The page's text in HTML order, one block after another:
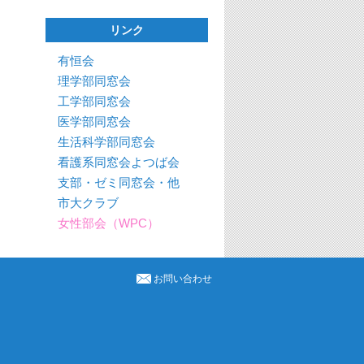
リンク
有恒会
理学部同窓会
工学部同窓会
医学部同窓会
生活科学部同窓会
看護系同窓会よつば会
支部・ゼミ同窓会・他
市大クラブ
女性部会（WPC）
お問い合わせ